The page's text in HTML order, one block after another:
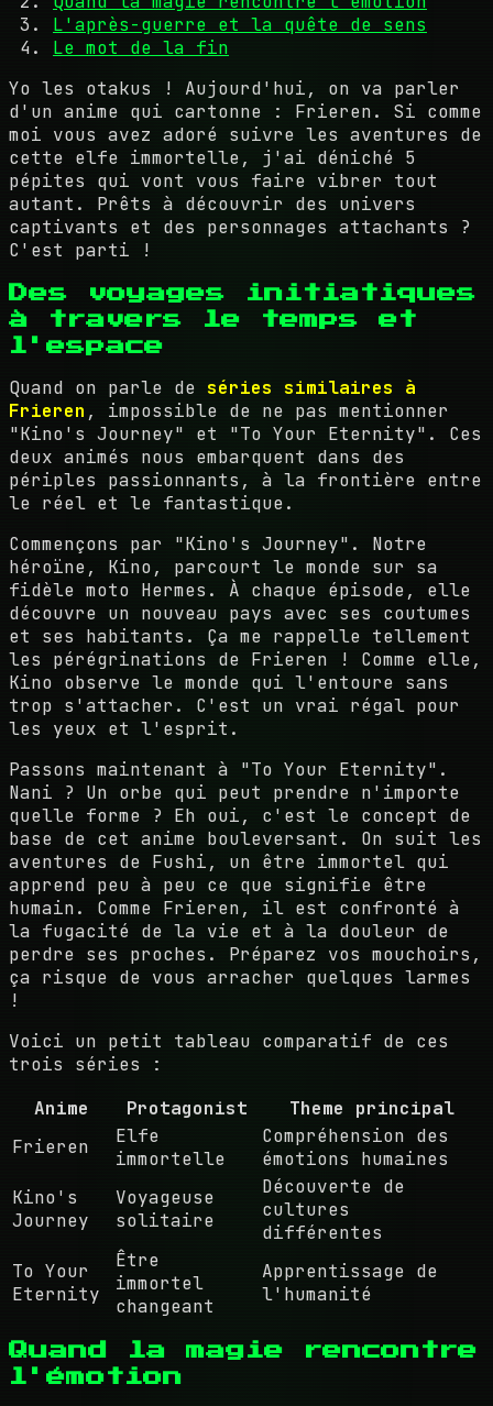
L'après-guerre et la quête de sens
Le mot de la fin
Yo les otakus ! Aujourd'hui, on va parler
d'un anime qui cartonne : Frieren. Si comme
moi vous avez adoré suivre les aventures de
cette elfe immortelle, j'ai déniché 5
pépites qui vont vous faire vibrer tout
autant. Prêts à découvrir des univers
captivants et des personnages attachants ?
C'est parti !
Des voyages initiatiques
à travers le temps et
l'espace
Quand on parle de séries similaires à
Frieren , impossible de ne pas mentionner
"Kino's Journey" et "To Your Eternity". Ces
deux animés nous embarquent dans des
périples passionnants, à la frontière entre
le réel et le fantastique.
Commençons par "Kino's Journey". Notre
héroïne, Kino, parcourt le monde sur sa
fidèle moto Hermes. À chaque épisode, elle
découvre un nouveau pays avec ses coutumes
et ses habitants. Ça me rappelle tellement
les pérégrinations de Frieren ! Comme elle,
Kino observe le monde qui l'entoure sans
trop s'attacher. C'est un vrai régal pour
les yeux et l'esprit.
Passons maintenant à "To Your Eternity".
Nani ? Un orbe qui peut prendre n'importe
quelle forme ? Eh oui, c'est le concept de
base de cet anime bouleversant. On suit les
aventures de Fushi, un être immortel qui
apprend peu à peu ce que signifie être
humain. Comme Frieren, il est confronté à
la fugacité de la vie et à la douleur de
perdre ses proches. Préparez vos mouchoirs,
ça risque de vous arracher quelques larmes
!
Voici un petit tableau comparatif de ces
trois séries :
Anime
Protagonist
Theme principal
Frieren
Elfe
immortelle
Compréhension des
émotions humaines
Kino's
Journey
Voyageuse
solitaire
Découverte de
cultures
différentes
To Your
Eternity
Être
immortel
changeant
Apprentissage de
l'humanité
Quand la magie rencontre
l'émotion